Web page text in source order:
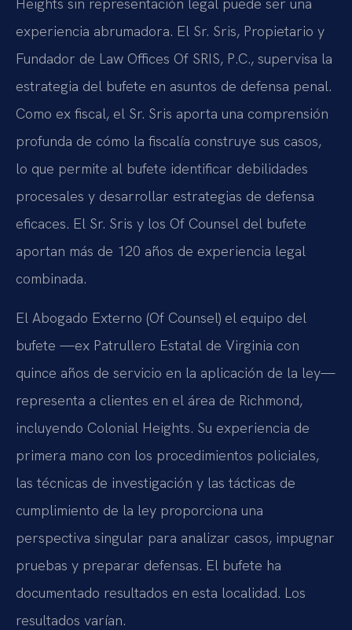
Heights sin representación legal puede ser una
experiencia abrumadora. El Sr. Sris, Propietario y
Fundador de Law Offices Of SRIS, P.C., supervisa la
estrategia del bufete en asuntos de defensa penal.
Como ex fiscal, el Sr. Sris aporta una comprensión
profunda de cómo la fiscalía construye sus casos,
lo que permite al bufete identificar debilidades
procesales y desarrollar estrategias de defensa
eficaces. El Sr. Sris y los Of Counsel del bufete
aportan más de 120 años de experiencia legal
combinada.
El Abogado Externo (Of Counsel) el equipo del
bufete —ex Patrullero Estatal de Virginia con
quince años de servicio en la aplicación de la ley—
representa a clientes en el área de Richmond,
incluyendo Colonial Heights. Su experiencia de
primera mano con los procedimientos policiales,
las técnicas de investigación y las tácticas de
cumplimiento de la ley proporciona una
perspectiva singular para analizar casos, impugnar
pruebas y preparar defensas. El bufete ha
documentado resultados en esta localidad. Los
resultados varían.